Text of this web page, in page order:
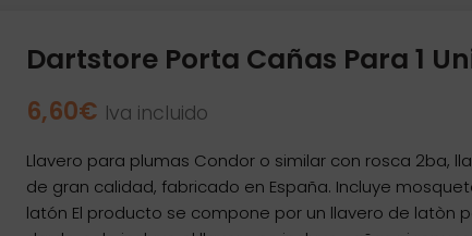
Dartstore Porta Cañas Para 1
6,60€ Iva incluido
Llavero para plumas Condor o similar con rosca 2ba,
de gran calidad, fabricado en España. Incluye
latón El producto se compone por un llavero de latòn